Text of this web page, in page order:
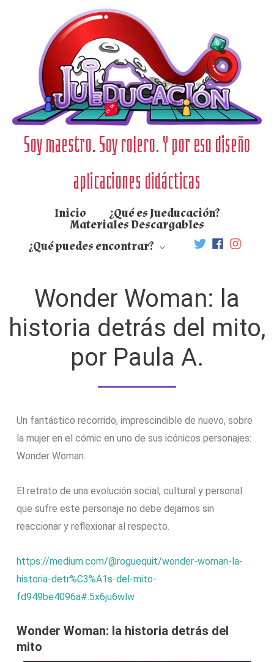
Soy maestro. Soy rolero. Y por eso diseño
aplicaciones didácticas
Inicio ¿Qué es Jueducación?
Materiales Descargables
¿Qué puedes encontrar?
Wonder Woman: la
historia detrás del mito,
por Paula A.
Un fantástico recorrido, imprescindible de nuevo, sobre
la mujer en el cómic en uno de sus icónicos personajes:
Wonder Woman.
El retrato de una evolución social, cultural y personal
que sufre este personaje no debe dejarnos sin
reaccionar y reflexionar al respecto.
https://medium.com/@roguequit/wonder-woman-la-
historia-detr%C3%A1s-del-mito-
fd949be4096a#.5x6ju6wlw
Wonder Woman: la historia detrás del
mito